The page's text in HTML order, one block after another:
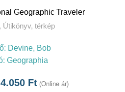
Geographic Traveler
, Útikönyv, térkép
Devine, Bob
Geographia
4.050 Ft (Online ár)